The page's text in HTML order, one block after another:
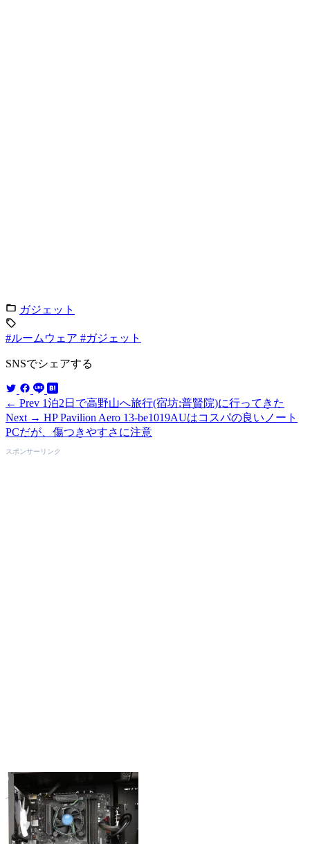
ガジェット
#ルームウェア #ガジェット
SNSでシェアする
← Prev 1泊2日で高野山へ旅行(宿坊:普賢院)に行ってきた
Next → HP Pavilion Aero 13-be1019AUはコスパの良いノート
PCだが、傷つきやすさに注意
スポンサーリンク